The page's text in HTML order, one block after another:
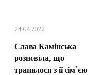
24.04.2022
Слава Камінська
розповіла, що
трапилося з її сім’єю